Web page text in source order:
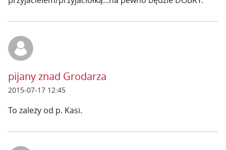
pijany znad Grodarza
2015-07-17 12:45
To zależy od p. Kasi.